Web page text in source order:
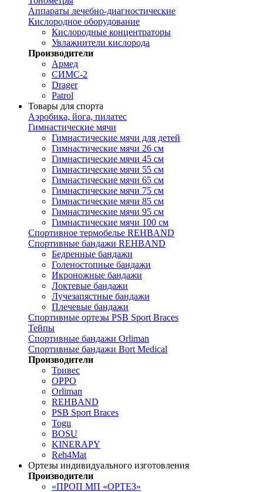
Аппараты лечебно-диагностические
Кислородное оборудование
Кислородные концентраторы
Увлажнители кислорода
Производители
Армед
СИМС-2
Drager
Patrol
Товары для спорта
Аэробика, йога, пилатес
Гимнастические мячи
Гимнастические мячи для детей
Гимнастические мячи 26 см
Гимнастические мячи 45 см
Гимнастические мячи 55 см
Гимнастические мячи 65 см
Гимнастические мячи 75 см
Гимнастические мячи 85 см
Гимнастические мячи 95 см
Гимнастические мячи 100 см
Спортивное термобелье REHBAND
Спортивные бандажи REHBAND
Бедренные бандажи
Голеностопные бандажи
Икроножные бандажи
Локтевые бандажи
Лучезапястные бандажи
Плечевые бандажи
Спортивные ортезы PSB Sport Braces
Тейпы
Спортивные бандажи Orliman
Спортивные бандажи Bort Medical
Производители
Тривес
OPPO
Orliman
REHBAND
PSB Sport Braces
Togu
BOSU
KINERAPY
Reh4Mat
Ортезы индивидуального изготовления
Производители
«ПРОП МП «ОРТЕЗ»